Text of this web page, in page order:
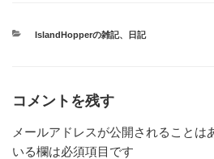
カ
ー
IslandHopperの雑記、 日記
コメントを残す
メールアドレスが公開されることは
いる欄は必須項目です